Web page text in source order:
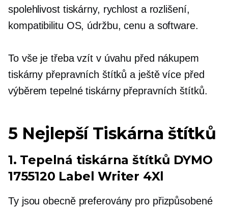
spolehlivost tiskárny, rychlost a rozlišení,
kompatibilitu OS, údržbu, cenu a software.
To vše je třeba vzít v úvahu před nákupem
tiskárny přepravních štítků a ještě více před
výběrem tepelné tiskárny přepravních štítků.
5 Nejlepší Tiskárna štítků
1. Tepelná tiskárna štítků DYMO
1755120 Label Writer 4Xl
Ty jsou obecně preferovány pro přizpůsobené